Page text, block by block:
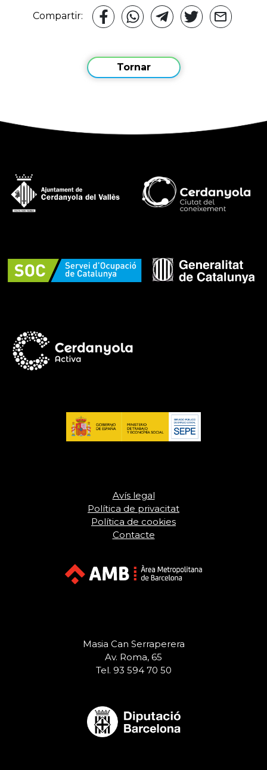
Compartir:
Tornar
Avís legal
Política de privacitat
Política de cookies
Contacte
Masia Can Serraperera
Av. Roma, 65
Tel. 93 594 70 50